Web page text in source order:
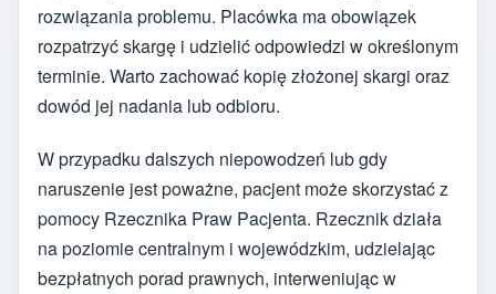
rozwiązania problemu. Placówka ma obowiązek
rozpatrzyć skargę i udzielić odpowiedzi w określonym
terminie. Warto zachować kopię złożonej skargi oraz
dowód jej nadania lub odbioru.
W przypadku dalszych niepowodzeń lub gdy
naruszenie jest poważne, pacjent może skorzystać z
pomocy Rzecznika Praw Pacjenta. Rzecznik działa
na poziomie centralnym i wojewódzkim, udzielając
bezpłatnych porad prawnych, interweniując w